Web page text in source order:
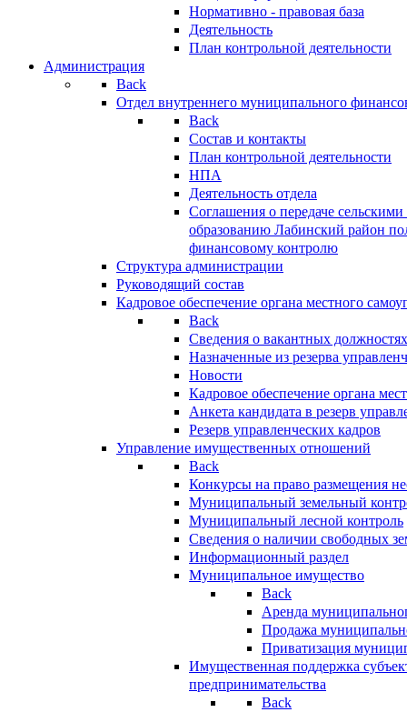
Нормативно - правовая база
Деятельность
План контрольной деятельности
Администрация
Back
Отдел внутреннего муниципального
Back
Состав и контакты
План контрольной деятельности
НПА
Деятельность отдела
Соглашения о передаче
образованию Лабинский район
финансовому контролю
Структура администрации
Руководящий состав
Кадровое обеспечение органа местного
Back
Сведения о вакантных
Назначенные из резерва
Новости
Кадровое обеспечение органа
Анкета кандидата в резерв
Резерв управленческих кадров
Управление имущественных отношений
Back
Конкурсы на право размещения
Муниципальный земельный
Муниципальный лесной контроль
Сведения о наличии свободных
Информационный раздел
Муниципальное имущество
Back
Аренда
Продажа
Приватизация
Имущественная поддержка
предпринимательства
Back